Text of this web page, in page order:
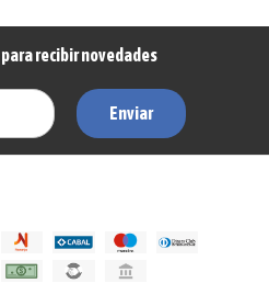
recibir novedades
Enviar